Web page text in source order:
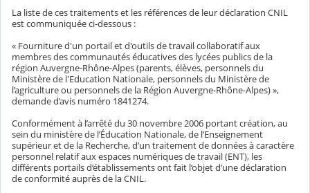
La liste de ces traitements et les références de leur déclaration CNIL
est communiquée ci-dessous :
« Fourniture d'un portail et d'outils de travail collaboratif aux
membres des communautés éducatives des lycées publics de la
région Auvergne-Rhône-Alpes (parents, élèves, personnels du
Ministère de l'Education Nationale, personnels du Ministère de
l’agriculture ou personnels de la Région Auvergne-Rhône-Alpes) »,
demande d’avis numéro 1841274.
Conformément à l’arrêté du 30 novembre 2006 portant création, au
sein du ministère de l’Éducation Nationale, de l’Enseignement
supérieur et de la Recherche, d’un traitement de données à caractère
personnel relatif aux espaces numériques de travail (ENT), les
différents portails d’établissements ont fait l’objet d’une déclaration
de conformité auprès de la CNIL.